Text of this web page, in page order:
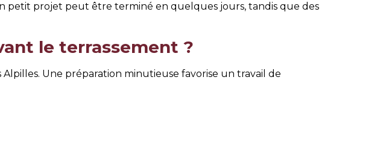
petit projet peut être terminé en quelques jours, tandis que des
le terrassement ?
Une préparation minutieuse favorise un travail de